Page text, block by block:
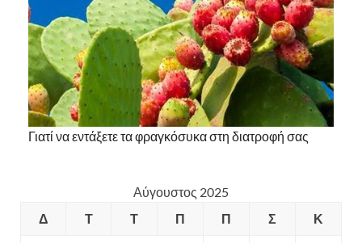
Γιατί να εντάξετε τα φραγκόσυκα στη διατροφή σας
Αύγουστος 2025
Δ
Τ Τ Π Π Σ Κ